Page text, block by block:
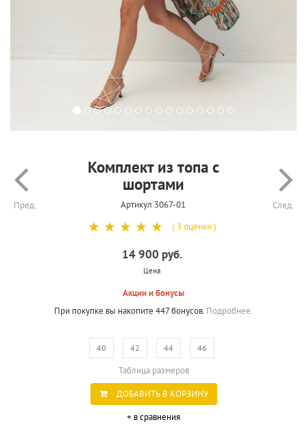
Пред.
Комплект из топа с
шортами
Артикул 3067-01 След.
☆
☆
☆
☆
☆ ( 3 оценки )
14 900 руб.
Цена
Акции и бонусы
При покупке вы накопите 447 бонусов. Подробнее.
40 42 44 46
Таблица размеров
ДОБАВИТЬ В КОРЗИНУ
+ в сравнения